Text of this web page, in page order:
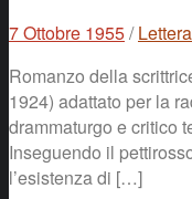
7 Ottobre 1955/
Romanzo della
1924) adattato per la
drammaturgo e critico
Inseguendo il
l’esistenza di […]